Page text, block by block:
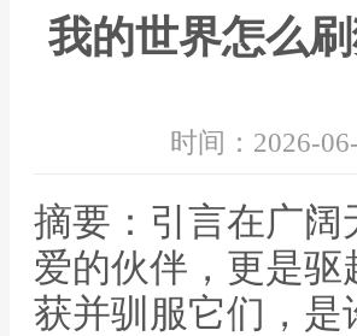
我的世界怎么
时间：2026-
摘要：引言在广
爱的伙伴，更是
获并驯服它们，